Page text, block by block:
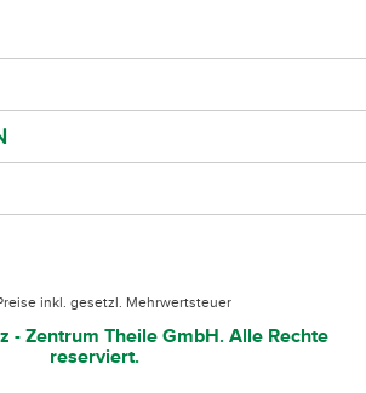
inkl. gesetzl. Mehrwertsteuer
- Zentrum Theile GmbH. Alle Rechte
reserviert.